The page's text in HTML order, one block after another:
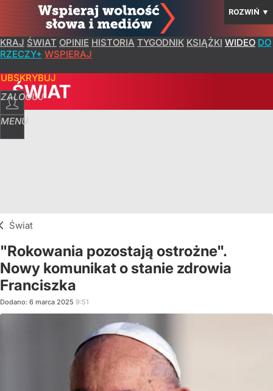
ROZWIŃ ▼
KRAJ ŚWIAT OPINIE HISTORIA TYGODNIK KSIĄŻKI WIDEO DO
RZECZY+ WSPIERAJ
ZALOGUJ
MENU
ŚWIAT
Świat
"Rokowania pozostają ostrożne".
Nowy komunikat o stanie zdrowia
Franciszka
Dodano: 6 marca 2025 9:51